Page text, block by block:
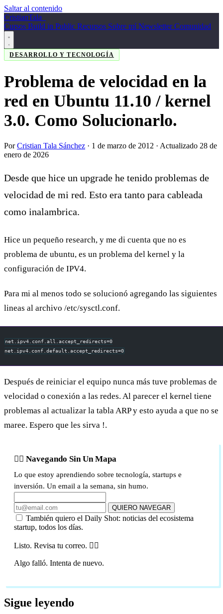
Saltar al contenido
CristianTala
Cursos Build in Public Recursos Sobre míNewsletterComunidad
DESARROLLO Y TECNOLOGÍA
Problema de velocidad en la
red en Ubuntu 11.10 / kernel
3.0. Como Solucionarlo.
PorCristian Tala Sánchez · 1 de marzo de 2012 · Actualizado 28 de
enero de 2026
Desde que hice un upgrade he tenido problemas de
velocidad de mi red. Esto era tanto para cableada
como inalambrica.
Hice un pequeño research, y me di cuenta que no es
problema de ubuntu, es un problema del kernel y la
configuración de IPV4.
Para mi al menos todo se solucionó agregando las siguientes
lineas al archivo /etc/sysctl.conf.
net.ipv4.conf.all.accept_redirects=0
net.ipv4.conf.default.accept_redirects=0
Después de reiniciar el equipo nunca más tuve problemas de
velocidad o conexión a las redes. Al parecer el kernel tiene
problemas al actualizar la tabla ARP y esto ayuda a que no se
maree. Espero que les sirva !.
🏴‍☠️ Navegando Sin Un Mapa
Lo que estoy aprendiendo sobre tecnología, startups e
inversión. Un email a la semana, sin humo.
QUIERO NAVEGAR
También quiero el Daily Shot: noticias del ecosistema
startup, todos los días.
Listo. Revisa tu correo. 🏴‍☠️
Algo falló. Intenta de nuevo.
Sigue leyendo